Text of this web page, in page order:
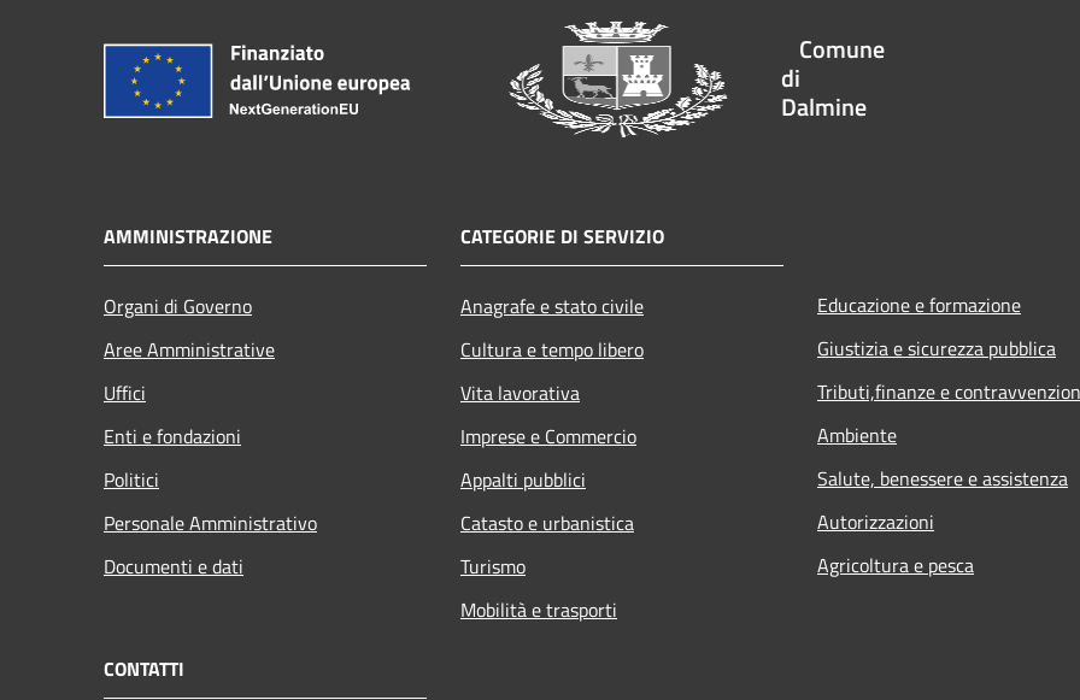
Comune
di
Dalmine
AMMINISTRAZIONE
Organi di Governo
Aree Amministrative
Uffici
Enti e fondazioni
Politici
Personale Amministrativo
Documenti e dati
CATEGORIE DI SERVIZIO
Anagrafe e stato civile
Cultura e tempo libero
Vita lavorativa
Imprese e Commercio
Appalti pubblici
Catasto e urbanistica
Turismo
Mobilità e trasporti
Educazione e formazione
Giustizia e sicurezza pubblica
Tributi,finanze e
Ambiente
Salute, benessere e assistenza
Autorizzazioni
Agricoltura e pesca
CONTATTI